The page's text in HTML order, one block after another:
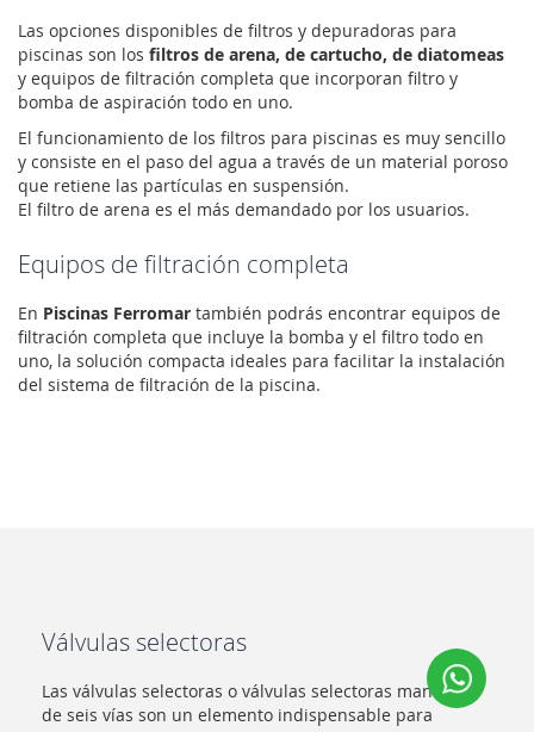
Las opciones disponibles de filtros y depuradoras para
piscinas son los filtros de arena, de cartucho, de diatomeas
y equipos de filtración completa que incorporan filtro y
bomba de aspiración todo en uno.
El funcionamiento de los filtros para piscinas es muy sencillo
y consiste en el paso del agua a través de un material poroso
que retiene las partículas en suspensión.
El filtro de arena es el más demandado por los usuarios.
Equipos de filtración completa
En Piscinas Ferromar también podrás encontrar equipos de
filtración completa que incluye la bomba y el filtro todo en
uno, la solución compacta ideales para facilitar la instalación
del sistema de filtración de la piscina.
Válvulas selectoras
Las válvulas selectoras o válvulas selectoras manuales
de seis vías son un elemento indispensable para